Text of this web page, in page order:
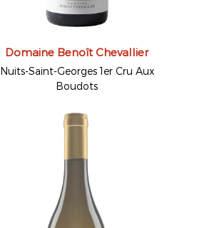
Domaine Benoît Chevallier
Nuits-Saint-Georges 1er Cru Aux
Boudots